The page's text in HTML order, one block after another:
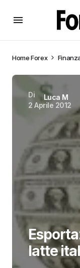
HomeForex
Di
Luca M
2 Aprile 2012
latte